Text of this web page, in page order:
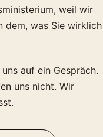
weil wir
dem, was Sie wirklich
auf ein Gespräch.
uns nicht. Wir